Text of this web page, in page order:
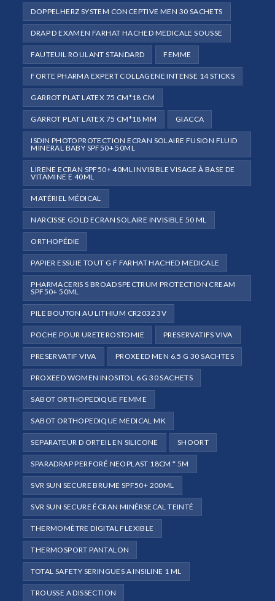
DOPPELHERZ SYSTEM CONCEPTIVE MEN 30 SACHETS
DRAP D EXAMEN FARHAT HACHED MEDICALE SOUSSE
FAUTEUIL ROULANT STANDARD FEMME
FORTE PHARMA EXPERT COLLAGENE INTENSE 14 STICKS
GARROT PLAT LATEX 75 CM*18 CM
GARROT PLAT LATEX 75 CM*18 MM GIACCA
ISDIN PHOTOPROTECTION ECRAN SOLAIRE FUSION FLUID
MINERAL BABY SPF50+ 50ML
LIRENE ECRAN SPF50+ 40ML INVISIBLE VISAGE À BASE DE
VITAMINE E 40ML
MATÉRIEL MÉDICAL
NARCISSE GOLD ECRAN SOLAIRE INVISIBLE 50 ML
ORTHOPÉDIE
PAPIER ESSUIE TOUT G F FARHAT HACHED MEDICALE
PHARMACERIS S BROAD SPECTRUM PROTECTION CREAM
SPF50+ 50ML
PILE BOUTON AU LITHIUM CR2032 3V
POCHE POUR URETEROSTOMIE PRESERVATIFS VIVA
PRESERVATIF VIVA PROXEED MEN 6.5 G 30 SACHTES
PROXEED WOMEN INOSITOL 6 G 30 SACHETS
SABOT ORTHOPEDIQUE FEMME
SABOT ORTHOPEDIQUE MEDICAL MK
SEPARATEUR D ORTEIL EN SILICONE SHOORT
SPARADRAP PERFORÉ NEOPLAST 18CM * 5M
SVR SUN SECURE BRUME SPF50+ 200ML
SVR SUN SECURE ÉCRAN MINÉRSECAL TEINTÉ
THERMOMÈTRE DIGITAL FLEXIBLE
THERMOSPORT PANTALON
TOTAL SAFETY SERINGUES A INSILINE 1 ML
TROUSSE A DISSECTION